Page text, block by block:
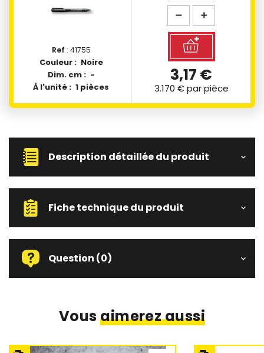
Ref : 41755
Couleur : Noire
Dim. cm : -
À l'unité : 1 pièces
3,17 €
3.170 €par pièce
Description détaillée du produit
Fiche technique du produit
Question (0)
Vousaimerez aussi